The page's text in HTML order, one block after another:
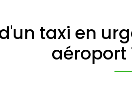
taxi en
aéroport